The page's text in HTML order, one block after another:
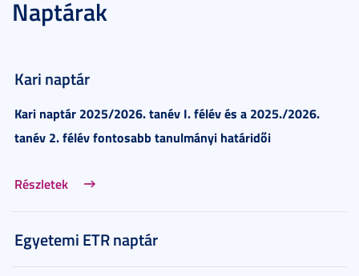
Naptárak
Kari naptár
Kari naptár 2025/2026. tanév I. félév és a 2025./2026.
tanév 2. félév fontosabb tanulmányi határidői
Részletek
Egyetemi ETR naptár